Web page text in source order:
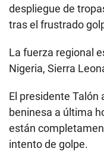
despliegue de
tras el frustrado
La fuerza regional
Nigeria, Sierra
El presidente Talón
beninesa a última
están
intento de golpe.